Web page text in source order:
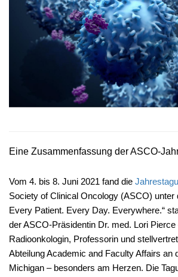
Eine Zusammenfassung der ASCO-
Vom 4. bis 8. Juni 2021 fand die
Society of Clinical Oncology (ASCO) unter
Every Patient. Every Day. Everywhere.“
der ASCO-Präsidentin Dr. med. Lori
Radioonkologin, Professorin und
Abteilung Academic and Faculty Affairs an
Michigan – besonders am Herzen. Die